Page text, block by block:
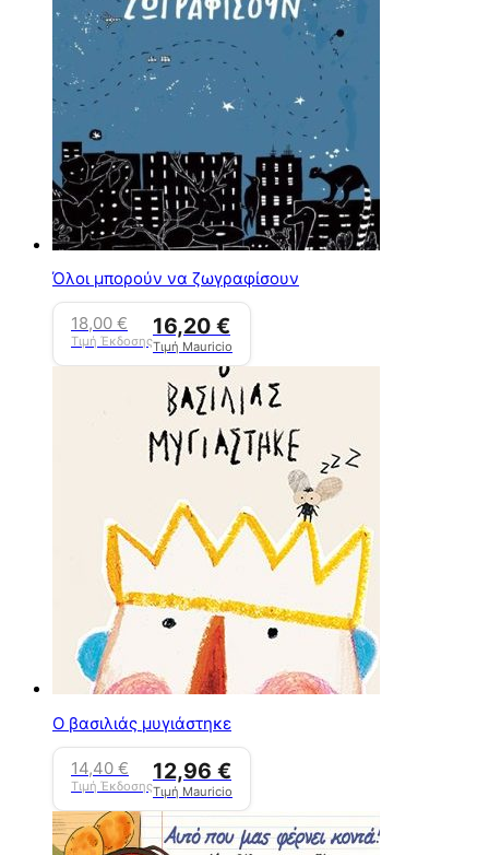
Όλοι μπορούν να ζωγραφίσουν
18,00 €
Τιμή Έκδοσης
16,20 €
Τιμή Mauricio
Ο βασιλιάς μυγιάστηκε
14,40 €
Τιμή Έκδοσης
12,96 €
Τιμή Mauricio